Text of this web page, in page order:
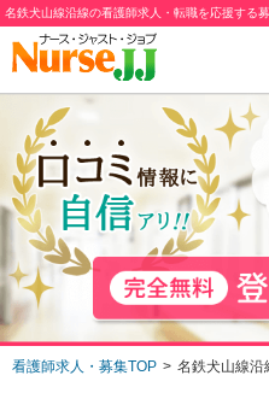
名鉄犬山線沿線の看護師求人・転職を応援する
看護師求人・募集TOP 名鉄犬山線沿